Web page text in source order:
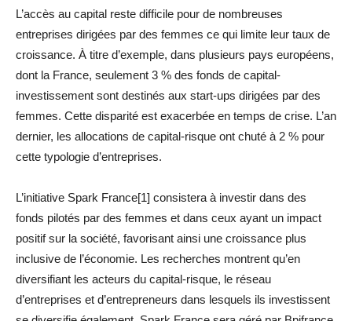
L’accès au capital reste difficile pour de nombreuses
entreprises dirigées par des femmes ce qui limite leur taux de
croissance. À titre d’exemple, dans plusieurs pays européens,
dont la France, seulement 3 % des fonds de capital-
investissement sont destinés aux start-ups dirigées par des
femmes. Cette disparité est exacerbée en temps de crise. L’an
dernier, les allocations de capital-risque ont chuté à 2 % pour
cette typologie d’entreprises.
L’initiative Spark France[1] consistera à investir dans des
fonds pilotés par des femmes et dans ceux ayant un impact
positif sur la société, favorisant ainsi une croissance plus
inclusive de l’économie. Les recherches montrent qu’en
diversifiant les acteurs du capital-risque, le réseau
d’entreprises et d’entrepreneurs dans lesquels ils investissent